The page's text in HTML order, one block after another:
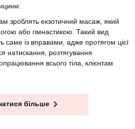
зроблять екзотичний масаж, який
або гімнастикою. Такий вид
саме із вправами, адже протягом цієї
натискання, розтягування
всього тіла, клієнтам
більше